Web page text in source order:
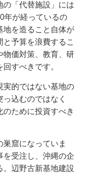
の「代替施設」には
年が経っているの
地を造ること自体が
予算を浪費するこ
物価対策、教育、研
すべきです。
実的ではない基地の
込むのではなく
ために投資すべき
窟になっていま
を受注し、沖縄の企
。辺野古新基地建設